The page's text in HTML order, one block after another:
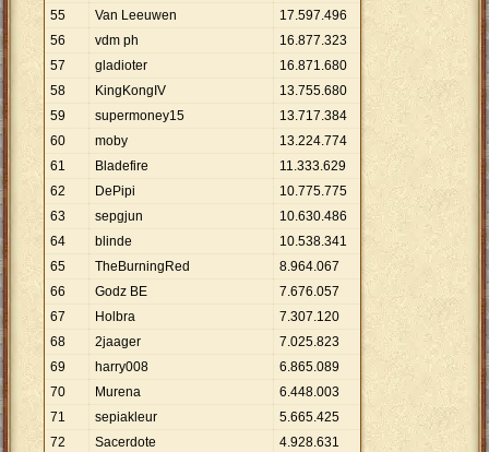
55
Van Leeuwen 17.597.496
56
vdm ph 16.877.323
57
gladioter 16.871.680
58
KingKongIV 13.755.680
59
supermoney15 13.717.384
60
moby 13.224.774
61
Bladefire 11.333.629
62
DePipi 10.775.775
63
sepgjun 10.630.486
64
blinde 10.538.341
65
TheBurningRed 8.964.067
66
Godz BE 7.676.057
67
Holbra 7.307.120
68
2jaager 7.025.823
69
harry008 6.865.089
70
Murena 6.448.003
71
sepiakleur 5.665.425
72
Sacerdote 4.928.631